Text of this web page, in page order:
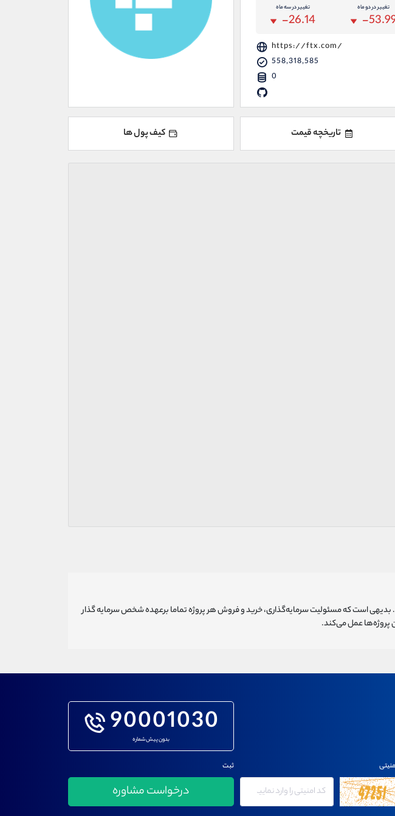
تغییر در دو ماه
-
تغییر در سه ماه
-26.14
https://ftx.com/
558,318,585
0
تاریخچه قیمت کیف پول ها
بدیهی است که مسئولیت سرمایه‌گذاری، خرید و فروش هر پروژه تماما برعهده شخص سرمایه گذار
پروژه‌‌ها عمل می‌کند.
90001030
بدون پیش شماره
ثبت